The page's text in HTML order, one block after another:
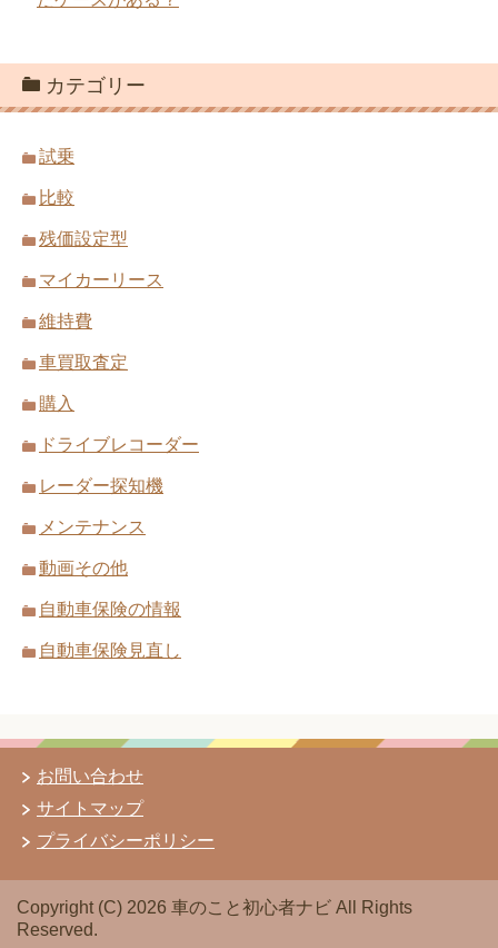
カテゴリー
試乗
比較
残価設定型
マイカーリース
維持費
車買取査定
購入
ドライブレコーダー
レーダー探知機
メンテナンス
動画その他
自動車保険の情報
自動車保険見直し
お問い合わせ
サイトマップ
プライバシーポリシー
Copyright (C) 2026 車のこと初心者ナビ All Rights
Reserved.